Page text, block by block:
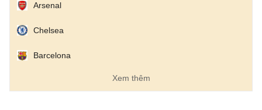
0 - 1
Arsenal
Chelsea
Barcelona
Xem thêm